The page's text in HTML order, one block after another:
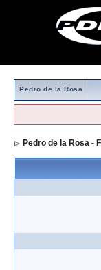
Pedro de la Rosa
Pedro de la Rosa -